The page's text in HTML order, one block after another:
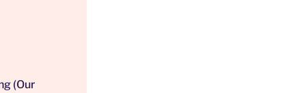
(Our